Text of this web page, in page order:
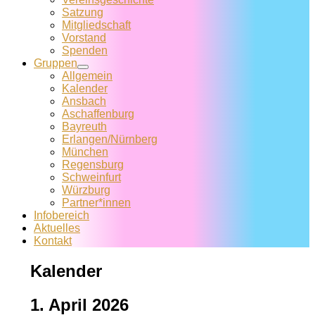
Satzung
Mitglied­schaft
Vorstand
Spenden
Gruppen
Allgemein
Kalender
Ansbach
Aschaffenburg
Bayreuth
Erlangen/Nürnberg
München
Regensburg
Schweinfurt
Würzburg
Partner*innen
Infobereich
Aktuelles
Kontakt
Kalender
1. April 2026